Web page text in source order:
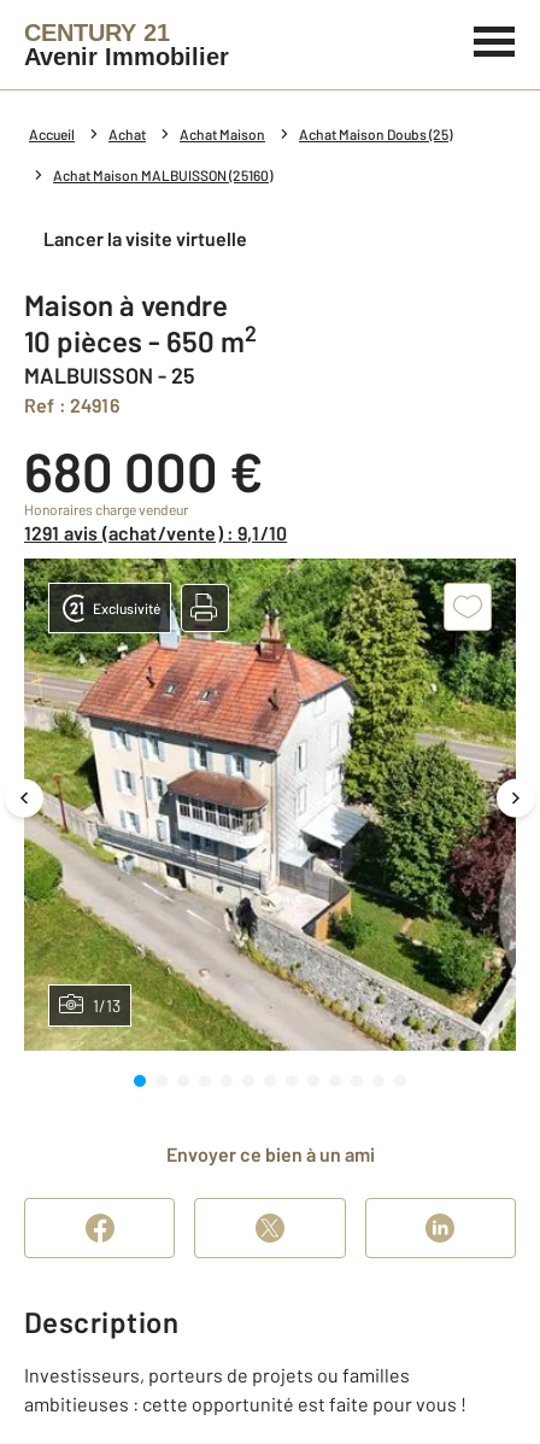
CENTURY 21
Avenir Immobilier
Accueil Achat Achat Maison Achat Maison Doubs (25)
Achat Maison MALBUISSON (25160)
Lancer la visite virtuelle
Maison à vendre
10 pièces - 650 m2
MALBUISSON - 25
Ref : 24916
680 000 €
Honoraires charge vendeur
1291 avis (achat/vente) : 9,1/10
1/13
Exclusivité
Envoyer ce bien à un ami
Description
Investisseurs, porteurs de projets ou familles
ambitieuses : cette opportunité est faite pour vous !